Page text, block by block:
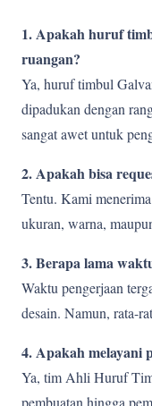
1. Apakah huruf
ruangan?
Ya, huruf timbul
dipadukan dengan
sangat awet untuk
2. Apakah bisa
Tentu. Kami
ukuran, warna,
3. Berapa lama
Waktu pengerjaan
desain. Namun, rata-
4. Apakah melayani
Ya, tim Ahli Huruf
pembuatan hingga